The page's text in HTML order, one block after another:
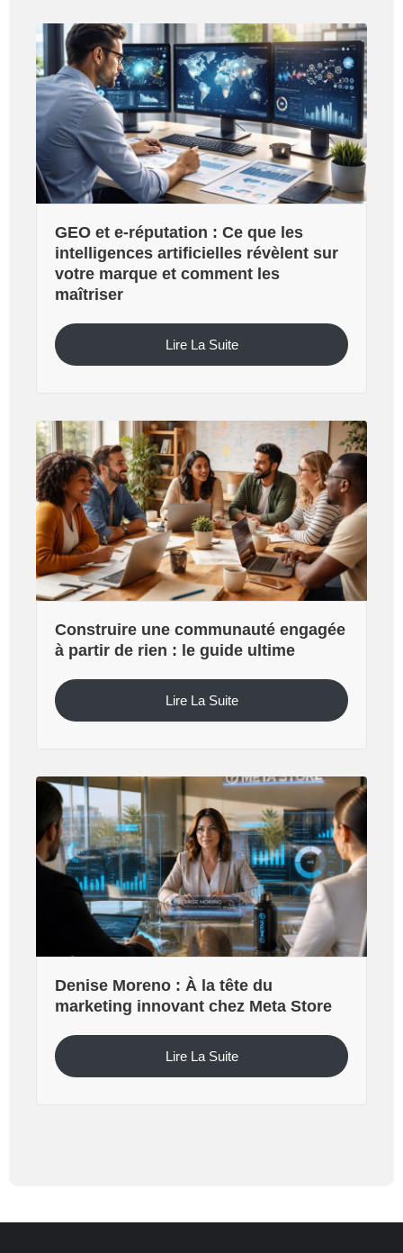
GEO et e-réputation : Ce que les
intelligences artificielles révèlent sur
votre marque et comment les
maîtriser
Lire La Suite
Construire une communauté engagée
à partir de rien : le guide ultime
Lire La Suite
Denise Moreno : À la tête du
marketing innovant chez Meta Store
Lire La Suite